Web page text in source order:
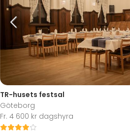
TR-husets festsal
Göteborg
Fr. 4 600 kr dagshyra